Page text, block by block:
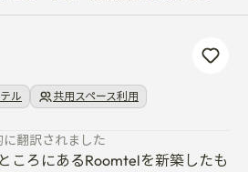
ル
共用スペース利用
翻訳されました
ころにあるRoomtelを新築したも